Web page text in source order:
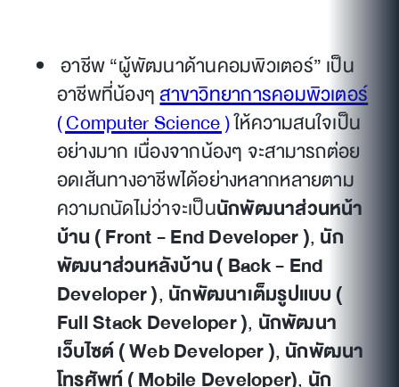
อาชีพ “ผู้พัฒนาด้านคอมพิวเตอร์” เป็น
อาชีพที่น้องๆสาขาวิทยาการคอมพิวเตอร์
( Computer Science )ให้ความสนใจเป็น
อย่างมาก เนื่องจากน้องๆ จะสามารถต่อย
อดเส้นทางอาชีพได้อย่างหลากหลายตาม
ความถนัดไม่ว่าจะเป็นนักพัฒนาส่วนหน้า
บ้าน ( Front - End Developer ), นัก
พัฒนาส่วนหลังบ้าน ( Back - End
Developer ), นักพัฒนาเต็มรูปแบบ (
Full Stack Developer ), นักพัฒนา
เว็บไซต์ ( Web Developer ), นักพัฒนา
โทรศัพท์ ( Mobile Developer), นัก